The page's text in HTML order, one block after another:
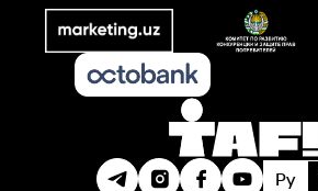
Ру